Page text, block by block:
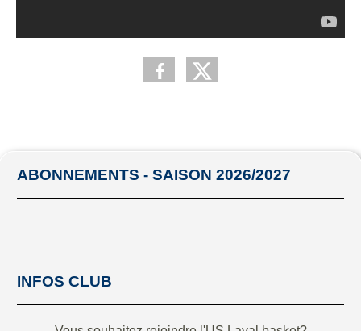
ABONNEMENTS - SAISON 2026/2027
INFOS CLUB